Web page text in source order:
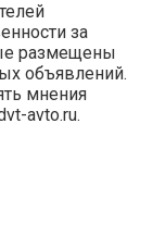
за
размещены
объявлений.
мнения
avto.ru.